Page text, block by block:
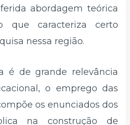
abordagem teórica
que caracteriza certo
nessa região.
é de grande relevância
o emprego das
os enunciados dos
na construção de